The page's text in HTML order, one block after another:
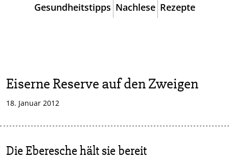
Gesundheitstipps Nachlese Rezepte
Eiserne Reserve auf den Zweigen
18. Januar 2012
Die Eberesche hält sie bereit